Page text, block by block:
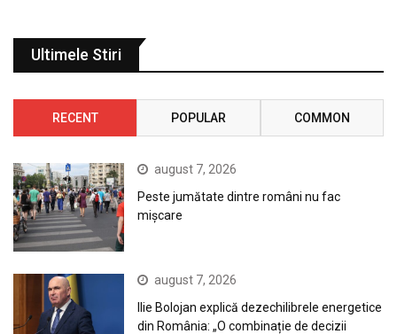
Ultimele Stiri
RECENT POPULAR COMMON
august 7, 2026
Peste jumătate dintre români nu fac
mișcare
august 7, 2026
Ilie Bolojan explică dezechilibrele energetice
din România: „O combinație de decizii